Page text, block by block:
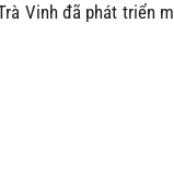
Vinh đã phát triển